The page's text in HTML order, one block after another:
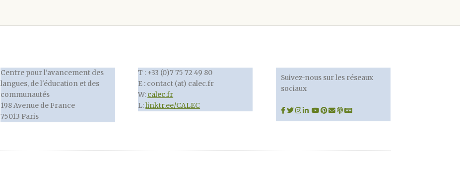
Centre pour l'avancement des
langues, de l'éducation et des
communautés
198 Avenue de France
75013 Paris
T : +33 (0)7 75 72 49 80
E : contact (at) calec.fr
W: calec.fr
L:linktr.ee/CALEC
Suivez-nous sur les réseaux
sociaux